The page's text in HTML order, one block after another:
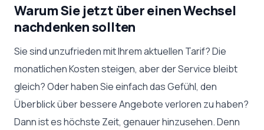
Warum Sie jetzt über einen Wechsel
nachdenken sollten
Sie sind unzufrieden mit Ihrem aktuellen Tarif? Die
monatlichen Kosten steigen, aber der Service bleibt
gleich? Oder haben Sie einfach das Gefühl, den
Überblick über bessere Angebote verloren zu haben?
Dann ist es höchste Zeit, genauer hinzusehen. Denn